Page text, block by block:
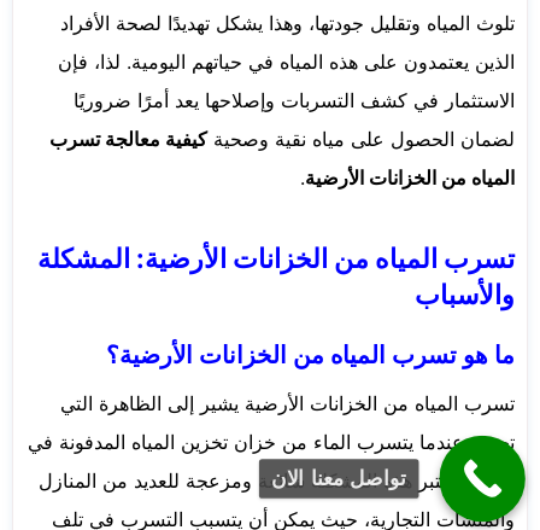
تلوث المياه وتقليل جودتها، وهذا يشكل تهديدًا لصحة الأفراد
الذين يعتمدون على هذه المياه في حياتهم اليومية. لذا، فإن
الاستثمار في كشف التسربات وإصلاحها يعد أمرًا ضروريًا
لضمان الحصول على مياه نقية وصحيةكيفية معالجة تسرب
المياه من الخزانات الأرضية.
تسرب المياه من الخزانات الأرضية: المشكلة
والأسباب
ما هو تسرب المياه من الخزانات الأرضية؟
تسرب المياه من الخزانات الأرضية يشير إلى الظاهرة التي
تحدث عندما يتسرب الماء من خزان تخزين المياه المدفونة في
الأرض. تعتبر هذه المشكلة شائعة ومزعجة للعديد من المنازل
والمنشآت التجارية، حيث يمكن أن يتسبب التسرب في تلف
تواصل معنا الان